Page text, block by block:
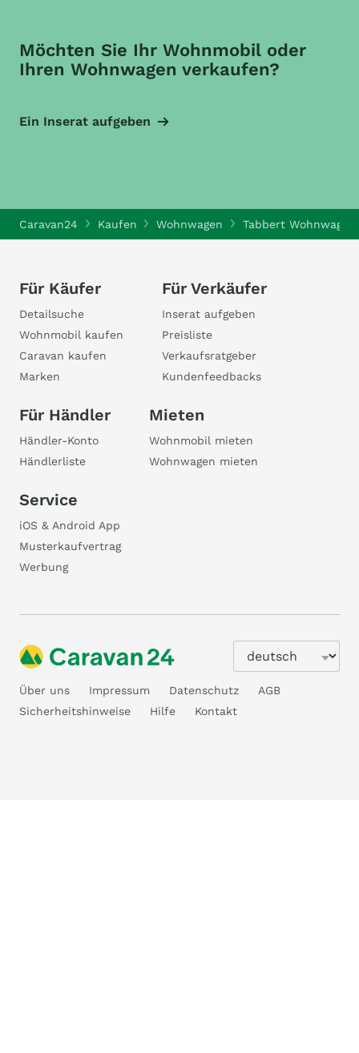
Möchten Sie Ihr Wohnmobil oder
Ihren Wohnwagen verkaufen?
Ein Inserat aufgeben
Caravan24 Kaufen Wohnwagen Tabbert Wohnwagen
Für Käufer
Detailsuche
Wohnmobil kaufen
Caravan kaufen
Marken
Für Verkäufer
Inserat aufgeben
Preisliste
Verkaufsratgeber
Kundenfeedbacks
Für Händler
Händler-Konto
Händlerliste
Mieten
Wohnmobil mieten
Wohnwagen mieten
Service
iOS & Android App
Musterkaufvertrag
Werbung
Über uns Impressum Datenschutz
AGB
Sicherheitshinweise
Hilfe Kontakt